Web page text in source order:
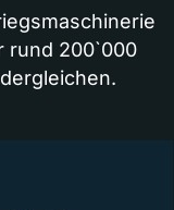
rund 200`000